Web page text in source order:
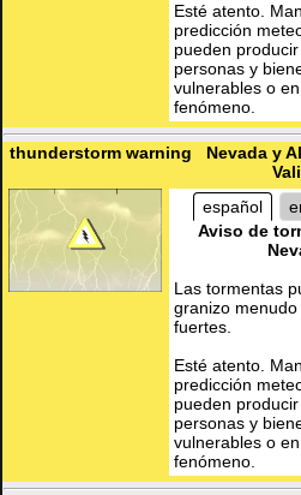
Esté atento.
predicción
pueden
personas y
vulnerables o
fenómeno.
thunderstorm warning Nevada y
español
Aviso de
Las tormentas
granizo
fuertes.
Esté atento.
predicción
pueden
personas y
vulnerables o
fenómeno.